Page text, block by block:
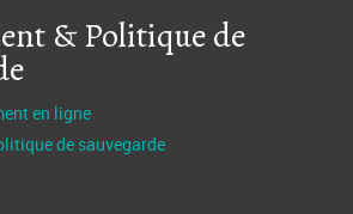
& Politique de
en ligne
de sauvegarde